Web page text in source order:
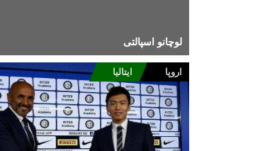
لوچانو اسپالتی
اروپا ایتالیا